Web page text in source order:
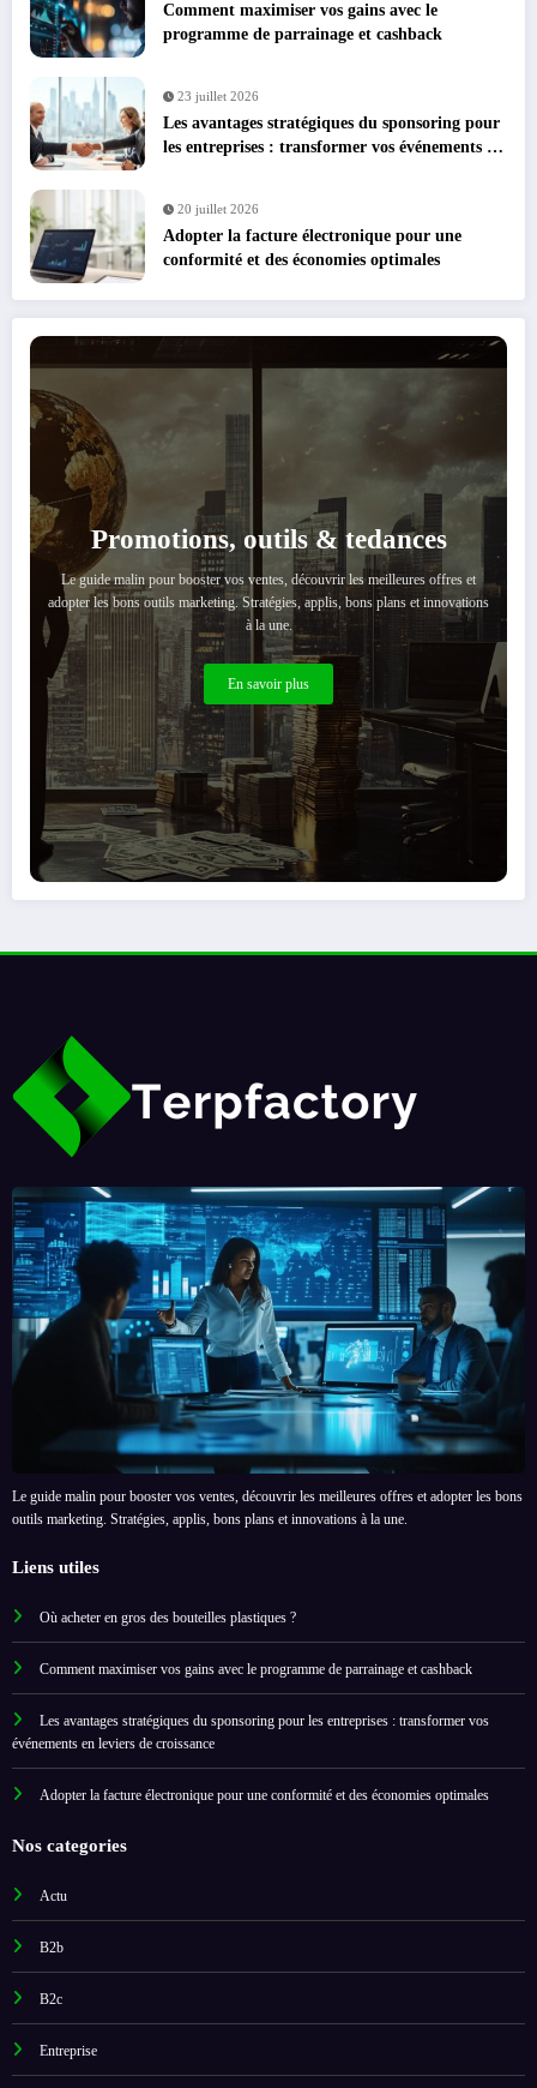
Comment maximiser vos gains avec le
programme de parrainage et cashback
23 juillet 2026
Les avantages stratégiques du sponsoring pour
les entreprises : transformer vos événements en
20 juillet 2026
Adopter la facture électronique pour une
conformité et des économies optimales
Promotions, outils & tedances
Le guide malin pour booster vos ventes, découvrir les meilleures offres et
adopter les bons outils marketing. Stratégies, applis, bons plans et innovations
à la une.
En savoir plus
Le guide malin pour booster vos ventes, découvrir les meilleures offres et adopter les bons
outils marketing. Stratégies, applis, bons plans et innovations à la une.
Liens utiles
Où acheter en gros des bouteilles plastiques ?
Comment maximiser vos gains avec le programme de parrainage et cashback
Les avantages stratégiques du sponsoring pour les entreprises : transformer vos
événements en leviers de croissance
Adopter la facture électronique pour une conformité et des économies optimales
Nos categories
Actu
B2b
B2c
Entreprise